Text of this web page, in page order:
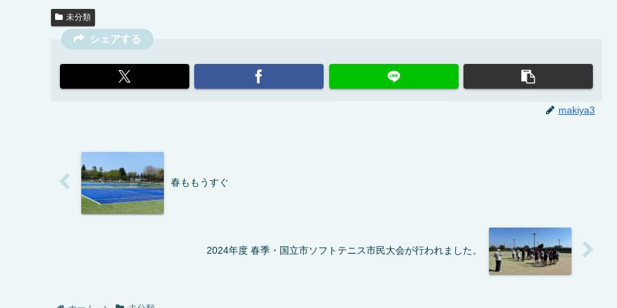
未分類
シェアする
makiya3
春ももうすぐ
2024年度 春季・国立市ソフトテニス市民大会が行われました。